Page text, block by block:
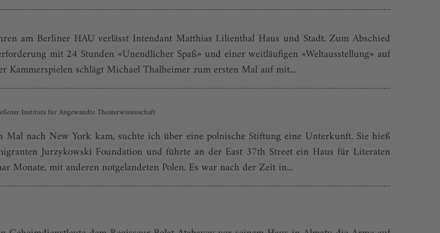
am Berliner HAU verlässt Intendant Matthias Lilienthal Haus und Stadt. Zum Abschied
mit 24 Stunden «Unendlicher Spaß» und einer weitläu­figen «Weltausstellung» auf
Kammerspielen schlägt Michael Thalheimer zum ersten Mal auf mit...
Instituts für Angewandte Theaterwissenschaft
nach New York kam, suchte ich über eine polnische Stiftung eine Unterkunft. Sie hieß
Jurzykowski Foundation und führte an der East 37th Street ein Haus für Literaten
Monate, mit anderen notgelandeten Polen. Es war nach der Zeit in...